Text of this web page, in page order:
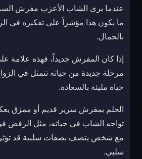
عندما يرى الشاب الأعزب مفرش
ما يكون هذا مؤشراً على تفكيره في
بالجمال.
إذا كان المفرش جديداً، فهذه علامة
مرحلة جديدة من حياته تتمثل في
حياة مليئة بالسعادة.
الحلم بمفرش سرير قديم أو ممزق
تواجه الشاب في حياته، مثل الرفض
مع شخص يتصف بصفات سلبية قد
سلبي.